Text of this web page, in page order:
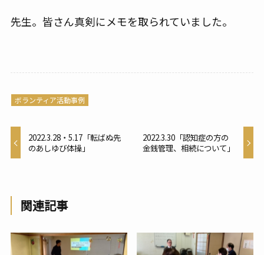
先生。皆さん真剣にメモを取られていました。
ボランティア活動事例
2022.3.28・5.17「転ばぬ先
のあしゆび体操」
2022.3.30「認知症の方の
金銭管理、相続について」
関連記事